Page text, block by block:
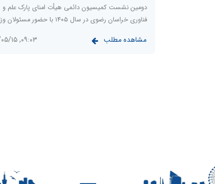
دومین نشست کمیسیون دائمی هیأت امنای پارک علم و
فناوری خراسان رضوی در سال ۱۴۰۵ با حضور مسئولان وزارت…
مشاهده مطلب ۰۹:۰۳, ۱۴۰۵/۰۵/۱۵